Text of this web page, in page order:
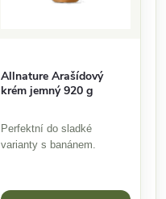
Allnature Arašídový
krém jemný 920 g
Perfektní do sladké
varianty s banánem.